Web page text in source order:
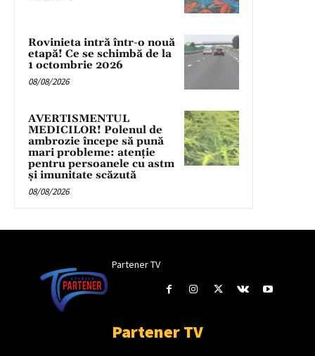
Rovinieta intră într-o nouă
etapă! Ce se schimbă de la
1 octombrie 2026
08/08/2026
AVERTISMENTUL
MEDICILOR! Polenul de
ambrozie începe să pună
mari probleme: atenție
pentru persoanele cu astm
și imunitate scăzută
08/08/2026
Partener TV
Partener TV